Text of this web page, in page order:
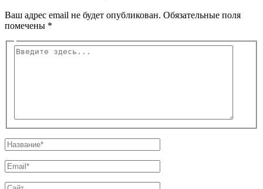
Ваш адрес email не будет опубликован. Обязательные поля
помечены *
Введите
Название*
Email*
Сайт